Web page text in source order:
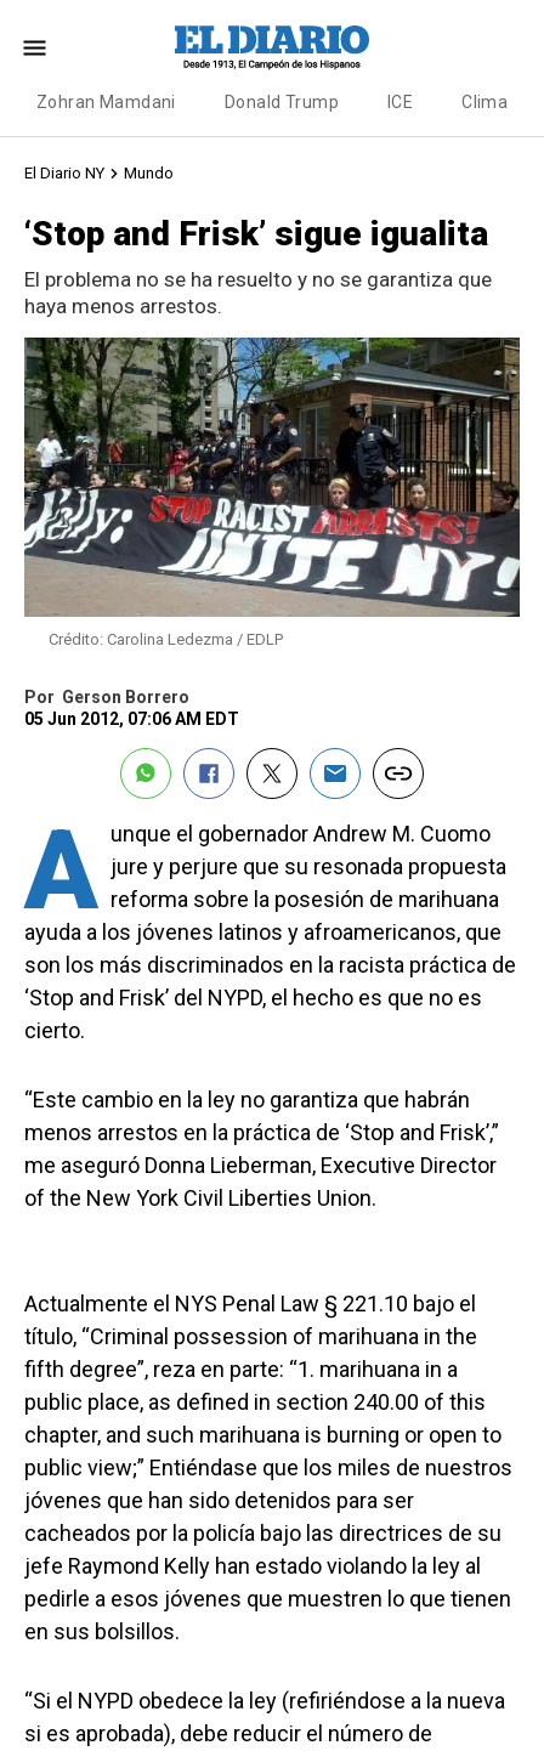
Zohran Mamdani Donald Trump ICE Clima
El Diario NY Mundo
‘Stop and Frisk’ sigue igualita
El problema no se ha resuelto y no se garantiza que
haya menos arrestos.
Crédito: Carolina Ledezma / EDLP
Por Gerson Borrero
05 Jun 2012, 07:06 AM EDT
A unque el gobernador Andrew M. Cuomo
jure y perjure que su resonada propuesta
reforma sobre la posesión de marihuana
ayuda a los jóvenes latinos y afroamericanos, que
son los más discriminados en la racista práctica de
‘Stop and Frisk’ del NYPD, el hecho es que no es
cierto.
“Este cambio en la ley no garantiza que habrán
menos arrestos en la práctica de ‘Stop and Frisk’,”
me aseguró Donna Lieberman, Executive Director
of the New York Civil Liberties Union.
Actualmente el NYS Penal Law § 221.10 bajo el
título, “Criminal possession of marihuana in the
fifth degree”, reza en parte: “1. marihuana in a
public place, as defined in section 240.00 of this
chapter, and such marihuana is burning or open to
public view;” Entiéndase que los miles de nuestros
jóvenes que han sido detenidos para ser
cacheados por la policía bajo las directrices de su
jefe Raymond Kelly han estado violando la ley al
pedirle a esos jóvenes que muestren lo que tienen
en sus bolsillos.
“Si el NYPD obedece la ley (refiriéndose a la nueva
si es aprobada), debe reducir el número de